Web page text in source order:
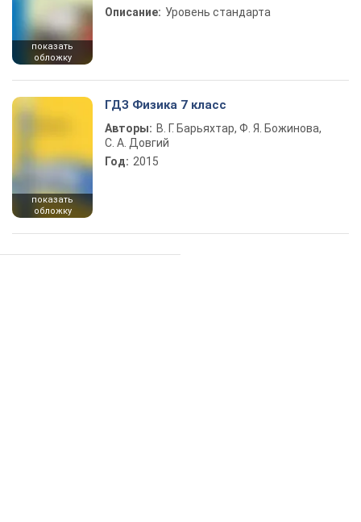
показать
обложку
Описание: Уровень стандарта
показать
обложку
ГДЗ Физика 7 класс
Авторы: В. Г. Барьяхтар, Ф. Я. Божинова,
С. А. Довгий
Год: 2015